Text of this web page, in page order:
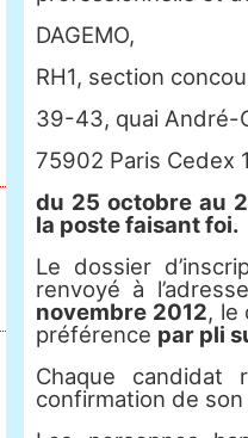
DAGEMO,
RH1, section
39-43, quai André-
75902 Paris Cedex
du 25 octobre au
la poste faisant foi.
Le dossier
renvoyé à
novembre 2012, le
préférence par pli
Chaque candidat
confirmation de